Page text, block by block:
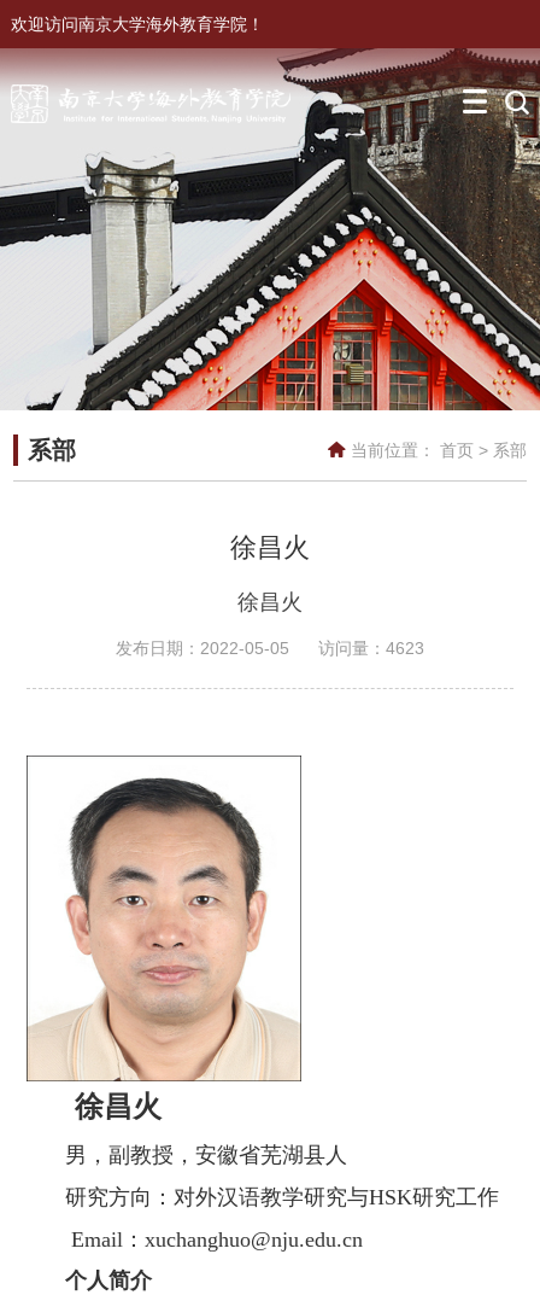
欢迎访问南京大学海外教育学院！
系部 当前位置： 首页> 系部
徐昌火
徐昌火
发布日期：2022-05-05 访问量： 4623
徐昌火
男，副教授，安徽省芜湖县人
研究方向：对外汉语教学研究与HSK研究工作
Email ： xuchanghuo@nju.edu.cn
个人简介